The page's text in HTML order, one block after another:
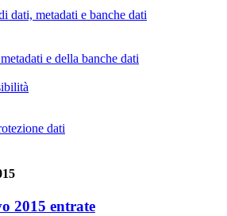
dati, metadati e banche dati
e della banche dati
dati
2015 entrate